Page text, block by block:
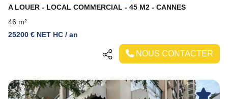
A LOUER - LOCAL COMMERCIAL - 45 M2 - CANNES
46 m²
25200 € NET HC / an
NOUS CONTACTER